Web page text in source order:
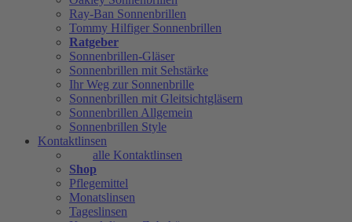
Ray-Ban Sonnenbrillen
Tommy Hilfiger Sonnenbrillen
Ratgeber
Sonnenbrillen-Gläser
Sonnenbrillen mit Sehstärke
Ihr Weg zur Sonnenbrille
Sonnenbrillen mit Gleitsichtgläsern
Sonnenbrillen Allgemein
Sonnenbrillen Style
Kontaktlinsen
alle Kontaktlinsen
Shop
Pflegemittel
Monatslinsen
Tageslinsen